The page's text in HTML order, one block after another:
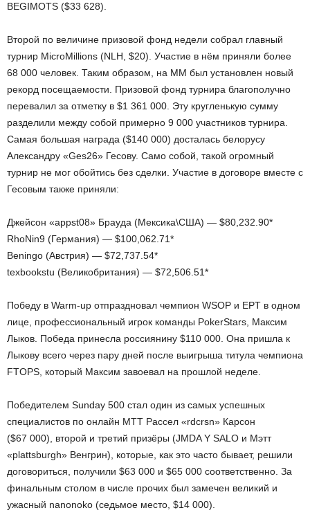
BEGIMOTS ($33 628).
Второй по величине призовой фонд недели собрал главный
турнир MicroMillions (NLH, $20). Участие в нём приняли более
68 000 человек. Таким образом, на ММ был установлен новый
рекорд посещаемости. Призовой фонд турнира благополучно
перевалил за отметку в $1 361 000. Эту кругленькую сумму
разделили между собой примерно 9 000 участников турнира.
Самая большая награда ($140 000) досталась белорусу
Александру «Ges26» Гесову. Само собой, такой огромный
турнир не мог обойтись без сделки. Участие в договоре вместе с
Гесовым также приняли:
Джейсон «appst08» Брауда (Мексика\США) — $80,232.90*
RhoNin9 (Германия) — $100,062.71*
Beningo (Австрия) — $72,737.54*
texbookstu (Великобритания) — $72,506.51*
Победу в Warm-up отпраздновал чемпион WSOP и EPT в одном
лице, профессиональный игрок команды PokerStars, Максим
Лыков. Победа принесла россиянину $110 000. Она пришла к
Лыкову всего через пару дней после выигрыша титула чемпиона
FTOPS, который Максим завоевал на прошлой неделе.
Победителем Sunday 500 стал один из самых успешных
специалистов по онлайн МТТ Рассел «rdcrsn» Карсон
($67 000), второй и третий призёры (JMDA Y SALO и Мэтт
«plattsburgh» Венгрин), которые, как это часто бывает, решили
договориться, получили $63 000 и $65 000 соответственно. За
финальным столом в числе прочих был замечен великий и
ужасный nanonoko (седьмое место, $14 000).